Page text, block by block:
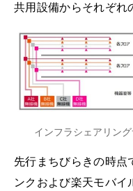
共用設備からそれぞれ
インフラシェアリン
先行まちびらきの時
ンクおよび楽天モバイ